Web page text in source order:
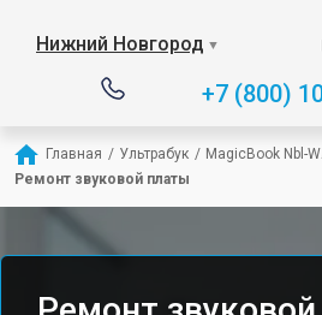
Нижний Новгород ▼
+7 (800)
Главная / Ультрабук / MagicBook Nbl-
Ремонт звуковой платы